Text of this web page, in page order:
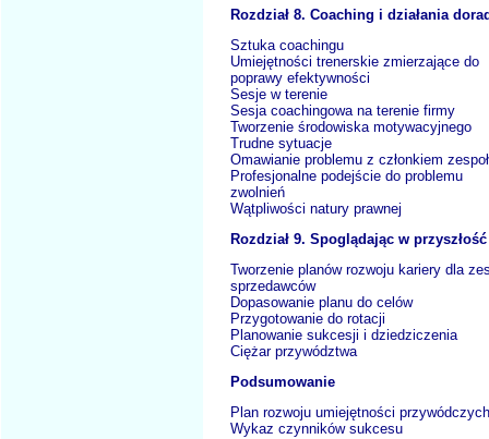
Rozdział 8. Coaching i działania
Sztuka coachingu
Umiejętności trenerskie zmierzające do
poprawy efektywności
Sesje w terenie
Sesja coachingowa na terenie firmy
Tworzenie środowiska motywacyjnego
Trudne sytuacje
Omawianie problemu z członkiem
Profesjonalne podejście do problemu
zwolnień
Wątpliwości natury prawnej
Rozdział 9. Spoglądając w przyszłość
Tworzenie planów rozwoju kariery dla
sprzedawców
Dopasowanie planu do celów
Przygotowanie do rotacji
Planowanie sukcesji i dziedziczenia
Ciężar przywództwa
Podsumowanie
Plan rozwoju umiejętności przywódczych
Wykaz czynników sukcesu